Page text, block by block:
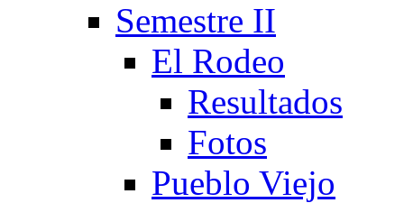
Semestre II
El Rodeo
Resultados
Fotos
Pueblo Viejo